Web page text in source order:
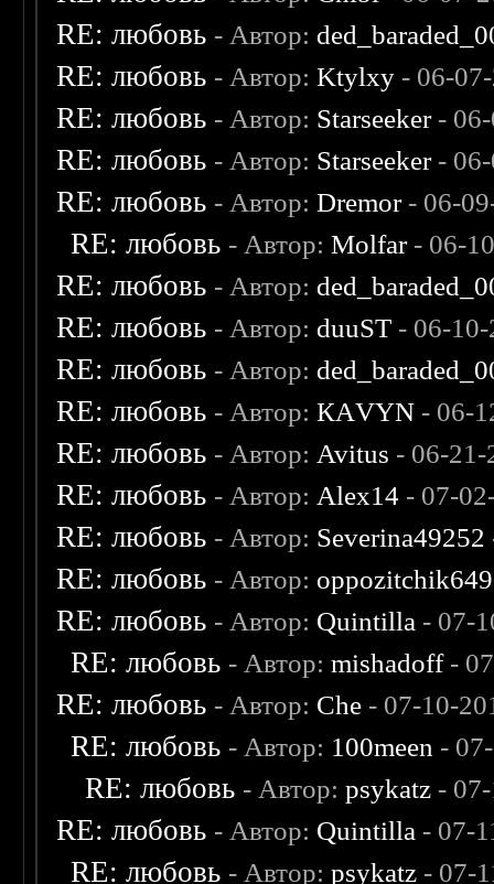
RE: любовь - Автор:
RE: любовь - Автор:Ktylxy - 06-
RE: любовь - Автор: Starseeker- 06-
RE: любовь - Автор: Starseeker- 06-
RE: любовь - Автор:Dremor- 06-
RE: любовь - Автор:Molfar- 06-
RE: любовь - Автор:
RE: любовь - Автор: duuST - 06-
RE: любовь - Автор:
RE: любовь - Автор:КАVYN - 06-
RE: любовь - Автор: Avitus - 06-
RE: любовь - Автор: Alex14 - 07-
RE: любовь - Автор: Severina49252
RE: любовь - Автор: oppozitchik649
RE: любовь - Автор: Quintilla - 07-
RE: любовь - Автор:mishadoff-
RE: любовь - Автор: Che - 07-10-
RE: любовь - Автор: 100meen -
RE: любовь - Автор:psykatz -
RE: любовь - Автор: Quintilla - 07-
RE: любовь - Автор:psykatz - 07-